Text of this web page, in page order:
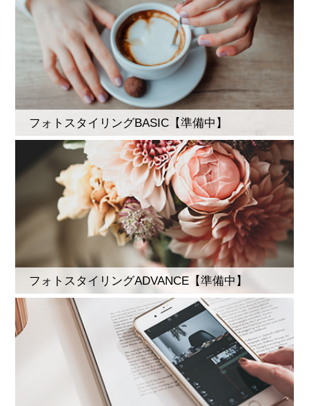
フォトスタイリングBASIC【準備中】
フォトスタイリングADVANCE【準備中】